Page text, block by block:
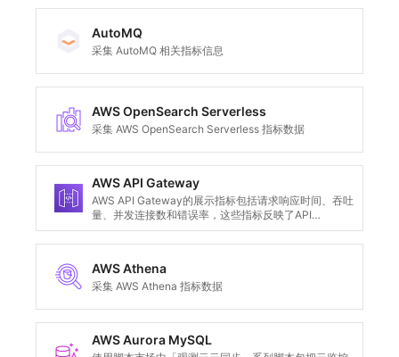
AutoMQ
采集 AutoMQ 相关指标信息
AWS OpenSearch Serverless
采集 AWS OpenSearch Serverless 指标数据
AWS API Gateway
AWS API Gateway的展示指标包括请求响应时间、吞吐
量、并发连接数和错误率，这些指标反映了API
Gateway在处理API请求和流量管理时的性能表现和可
靠性。
AWS Athena
采集 AWS Athena 指标数据
AWS Aurora MySQL